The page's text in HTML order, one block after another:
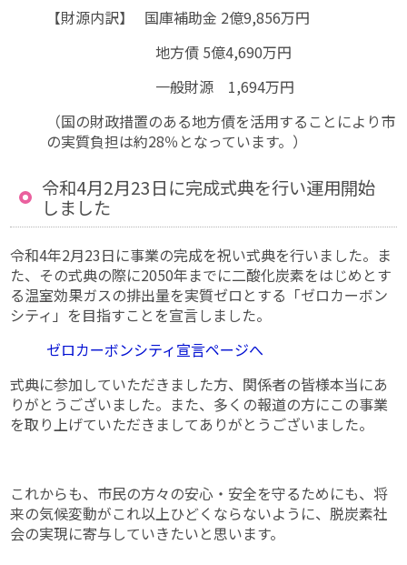
【財源内訳】 国庫補助金 2億9,856万円
地方債 5億4,690万円
一般財源 1,694万円
（国の財政措置のある地方債を活用することにより市
の実質負担は約28％となっています。）
令和4月2月23日に完成式典を行い運用開始
しました
令和4年2月23日に事業の完成を祝い式典を行いました。ま
た、その式典の際に2050年までに二酸化炭素をはじめとす
る温室効果ガスの排出量を実質ゼロとする「ゼロカーボン
シティ」を目指すことを宣言しました。
ゼロカーボンシティ宣言ページへ
式典に参加していただきました方、関係者の皆様本当にあ
りがとうございました。また、多くの報道の方にこの事業
を取り上げていただきましてありがとうございました。
これからも、市民の方々の安心・安全を守るためにも、将
来の気候変動がこれ以上ひどくならないように、脱炭素社
会の実現に寄与していきたいと思います。